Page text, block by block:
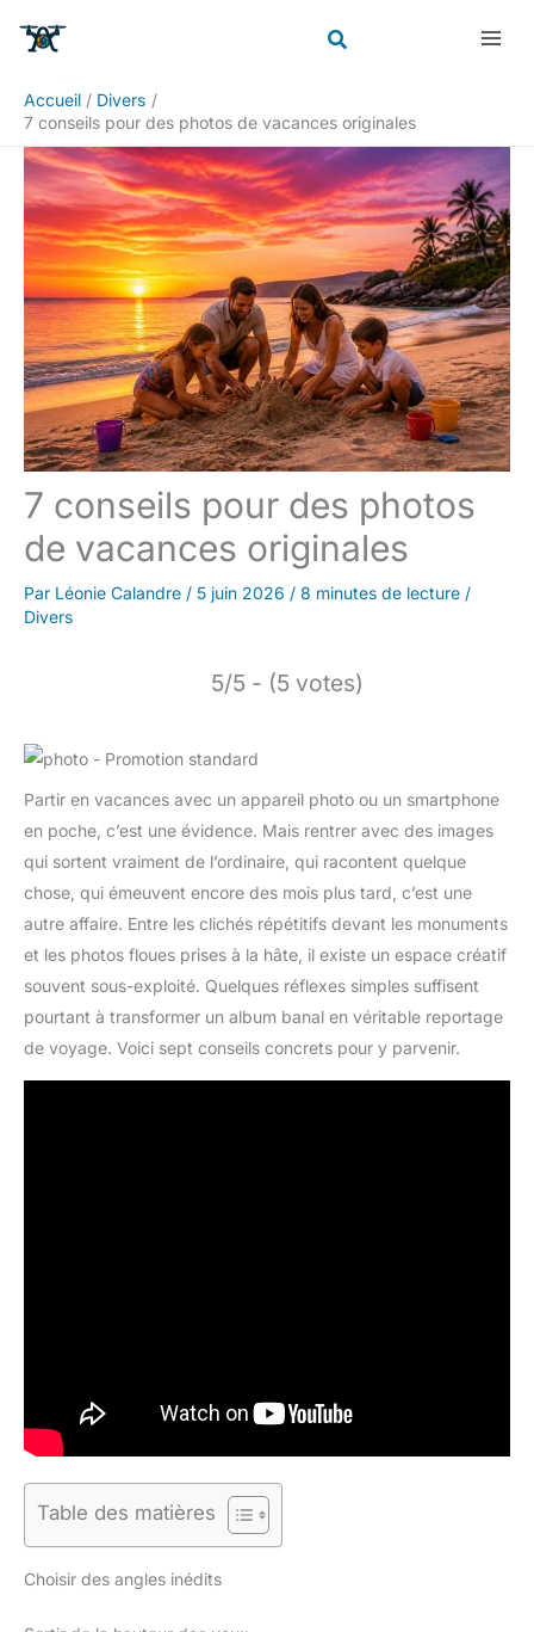
Accueil
Divers
7 conseils pour des photos de vacances originales
7 conseils pour des photos
de vacances originales
Par Léonie Calandre / 5 juin 2026 / 8 minutes de lecture /
Divers
5/5 - (5 votes)
Partir en vacances avec un appareil photo ou un smartphone
en poche, c’est une évidence. Mais rentrer avec des images
qui sortent vraiment de l’ordinaire, qui racontent quelque
chose, qui émeuvent encore des mois plus tard, c’est une
autre affaire. Entre les clichés répétitifs devant les monuments
et les photos floues prises à la hâte, il existe un espace créatif
souvent sous-exploité. Quelques réflexes simples suffisent
pourtant à transformer un album banal en véritable reportage
de voyage. Voici sept conseils concrets pour y parvenir.
Table des matières
Choisir des angles inédits